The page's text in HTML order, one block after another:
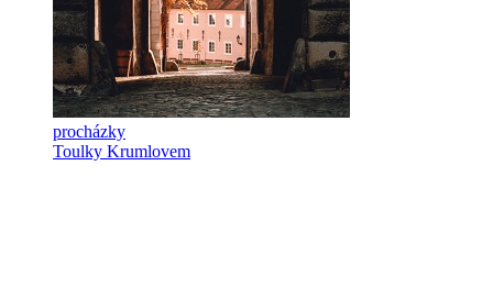
procházky
Toulky Krumlovem